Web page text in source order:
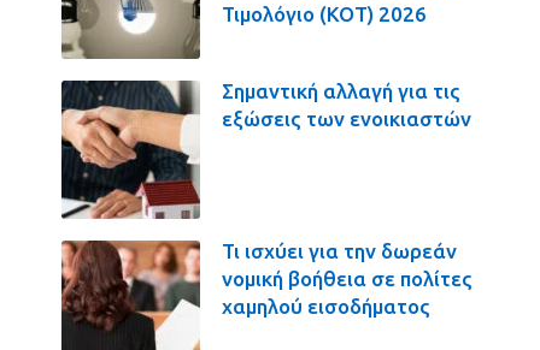
Τιμολόγιο (ΚΟΤ) 2026
Σημαντική αλλαγή για τις
εξώσεις των ενοικιαστών
Τι ισχύει για την δωρεάν
νομική βοήθεια σε πολίτες
χαμηλού εισοδήματος